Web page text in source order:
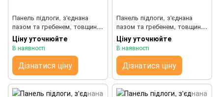
Панель підлоги, з'єднана
пазом та гребенем, товщина
34 мм
Ціну уточнюйте
В наявності
Дізнатися ціну
Панель підлоги, з'єднана
пазом та гребенем, товщина
36 мм
Ціну уточнюйте
В наявності
Дізнатися ціну